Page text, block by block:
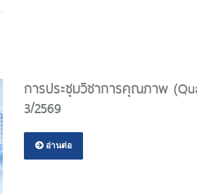
การประชุมวิชาการคุณภาพ
3/2569
อ่านต่อ